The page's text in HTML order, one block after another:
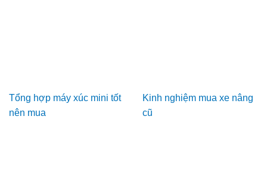
Tổng hợp máy xúc mini tốt
nên mua
Kinh nghiệm mua xe nâng
cũ